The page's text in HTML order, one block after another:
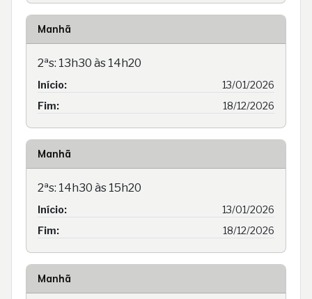
Manhã
2ªs: 13h30 às 14h20
Início:
13/01/2026
Fim:
18/12/2026
Manhã
2ªs: 14h30 às 15h20
Início:
13/01/2026
Fim:
18/12/2026
Manhã